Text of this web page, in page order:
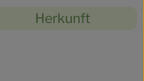
Herkunft